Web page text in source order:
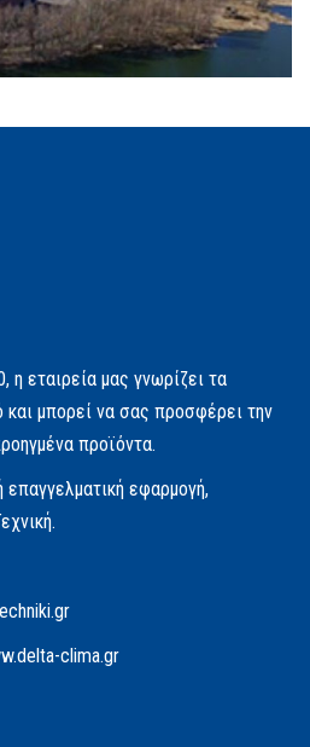
εταιρεία μας γνωρίζει τα
και μπορεί να σας προσφέρει την
προϊόντα.
επαγγελματική εφαρμογή,
clima.gr